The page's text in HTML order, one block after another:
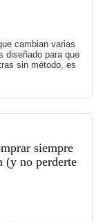
cambian varias
diseñado para que
sin método, es
siempre
(y no perderte